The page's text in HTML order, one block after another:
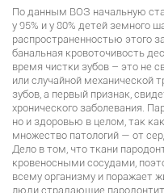
По данным ВОЗ начальную
у 95% и у 80% детей земного
распространенностью этого
банальная кровоточивость
время чистки зубов – это не
или случайной механической
зубов, а первый признак,
хронического заболевания.
но и здоровью в целом, так
множество патологий — от
Дело в том, что ткани
кровеносными сосудами,
всему организму и поражает
люди страдающие